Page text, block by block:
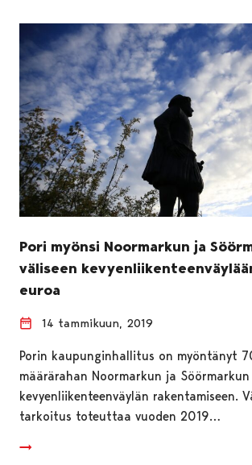
Pori myönsi Noormarkun ja
väliseen
euroa
14 tammikuun, 2019
Porin kaupunginhallitus on myöntänyt
määrärahan Noormarkun ja Söörmarkun
kevyenliikenteenväylän rakentamiseen.
tarkoitus toteuttaa vuoden 2019…